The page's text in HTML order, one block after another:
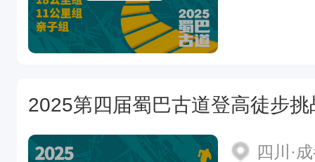
2025第四届蜀巴古道登高徒步挑
四川·